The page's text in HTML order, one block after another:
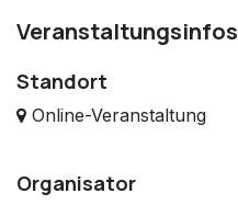
Veranstaltungsinfos
Standort
Online-Veranstaltung
Organisator